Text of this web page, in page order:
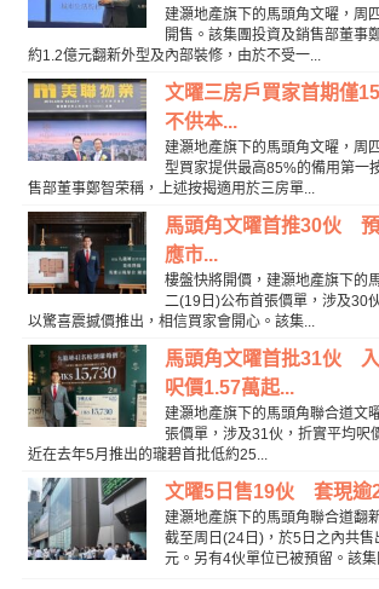
建灝地產旗下的馬頭角文曜，周
開售。該集團投資及銷售部董事
約1.2億元翻新外型及內部裝修，由於不受一...
文曜三房戶買家首期僅
不供本...
建灝地產旗下的馬頭角文曜，周
型買家提供最高85%的備用第一
售部董事鄭智荣稱，上述按揭適用於三房單...
馬頭角文曜首推30伙 預
應市...
樓盤快將開價，建灝地產旗下的
二(19日)公布首張價單，涉及30
以驚喜震撼價推出，相信買家會開心。該集...
馬頭角文曜首批31伙
呎價1.57萬起...
建灝地產旗下的馬頭角聯合道文
張價單，涉及31伙，折實平均呎
近在去年5月推出的瓏碧首批低約25...
文曜5日售19伙 套現逾
建灝地產旗下的馬頭角聯合道翻
截至周日(24日)，於5日之內共
元。另有4伙單位已被預留。該